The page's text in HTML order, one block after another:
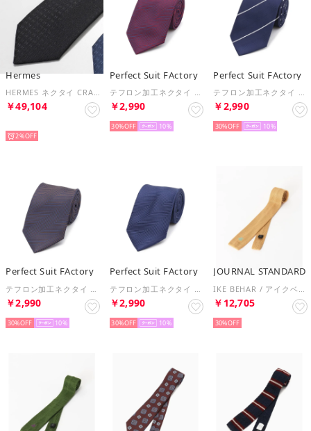
Hermes
HERMES ネクタイ CRAVATE FACONNEE H織りタイ ファソネH （(4)16/NOIR）
￥49,104
2%
Perfect Suit FActory
テフロン加工ネクタイ ストライプ （ワイン）
￥2,990
30% 10
Perfect Suit FActory
テフロン加工ネクタイ ストライプ （ネイビー）
￥2,990
30% 10
Perfect Suit FActory
￥2,990
30% 10
Perfect Suit FActory
￥2,990
30% 10
JOURNAL STANDARD
￥12,705
30%